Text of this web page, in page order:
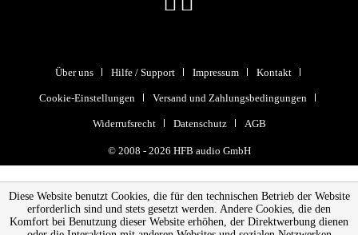
Über uns Hilfe / Support Impressum Kontakt
Cookie-Einstellungen Versand und Zahlungsbedingungen
Widerrufsrecht Datenschutz AGB
© 2008 - 2026 HFB audio GmbH
Diese Website benutzt Cookies, die für den technischen Betrieb der Website
erforderlich sind und stets gesetzt werden. Andere Cookies, die den
Komfort bei Benutzung dieser Website erhöhen, der Direktwerbung dienen